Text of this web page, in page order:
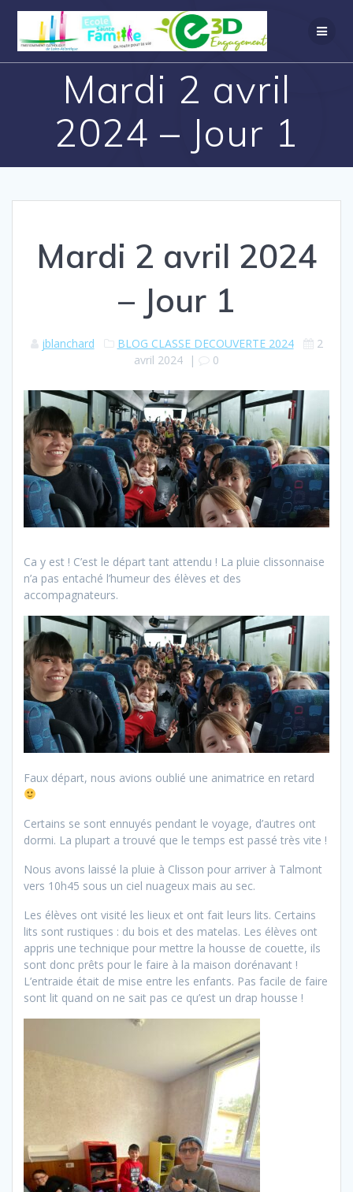
Mardi 2 avril
2024 – Jour 1
Mardi 2 avril 2024
– Jour 1
jblanchard BLOG CLASSE DECOUVERTE 2024
2
avril 2024 | 0
Ca y est ! C’est le départ tant attendu ! La pluie clissonnaise
n’a pas entaché l’humeur des élèves et des
accompagnateurs.
Faux départ, nous avions oublié une animatrice en retard
Certains se sont ennuyés pendant le voyage, d’autres ont
dormi. La plupart a trouvé que le temps est passé très vite !
Nous avons laissé la pluie à Clisson pour arriver à Talmont
vers 10h45 sous un ciel nuageux mais au sec.
Les élèves ont visité les lieux et ont fait leurs lits. Certains
lits sont rustiques : du bois et des matelas. Les élèves ont
appris une technique pour mettre la housse de couette, ils
sont donc prêts pour le faire à la maison dorénavant !
L’entraide était de mise entre les enfants. Pas facile de faire
sont lit quand on ne sait pas ce qu’est un drap housse !